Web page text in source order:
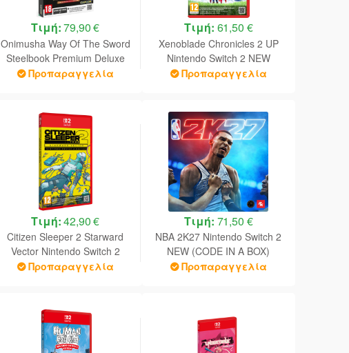
Τιμή:79,90 €
Onimusha Way Of The Sword
Steelbook Premium Deluxe
Edition Nintendo Switch 2
Προπαραγγελία
Τιμή: 61,50 €
Xenoblade Chronicles 2 UP
Nintendo Switch 2 NEW
Προπαραγγελία
Τιμή:42,90 €
Citizen Sleeper 2 Starward
Vector Nintendo Switch 2
NEW
Προπαραγγελία
Τιμή: 71,50 €
NBA 2K27 Nintendo Switch 2
NEW (CODE IN A BOX)
Προπαραγγελία